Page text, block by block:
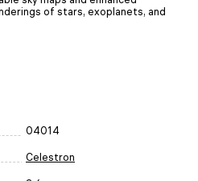
of stars, exoplanets, and
04014
Celestron